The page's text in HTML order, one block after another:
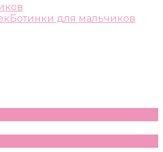
Ботинки для мальчиков